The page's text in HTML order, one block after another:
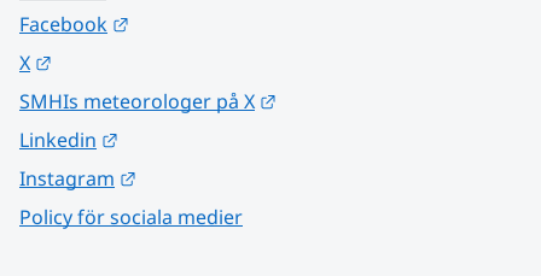
Facebook
X
SMHIs meteorologer på X
Linkedin
Instagram
Policy för sociala medier